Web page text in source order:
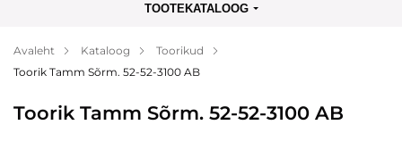
Makse
Blogi
TOOTEKATALOOG
Avaleht Kataloog
Toorikud
Toorik Tamm Sõrm. 52-52-3100 AB
Toorik Tamm Sõrm. 52-52-3100 AB